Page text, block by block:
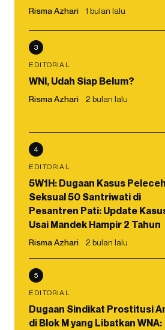
Risma Azhari 1 bulan lalu
3
EDITORIAL
WNI, Udah Siap Belum?
Risma Azhari 2 bulan lalu
4
EDITORIAL
5W1H: Dugaan Kasus
Seksual 50 Santriwati di
Pesantren Pati: Update
Usai Mandek Hampir 2 Tahun
Risma Azhari 2 bulan lalu
5
EDITORIAL
Dugaan Sindikat Prostitusi
di Blok M yang Libatkan WNA: